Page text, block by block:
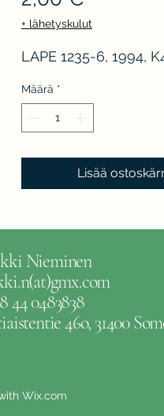
+ lähetyskulut
LAPE 1235-6, 1994,
Määrä *
Lisää
Nieminen
44 0483838
46o, 31400
Wix.com